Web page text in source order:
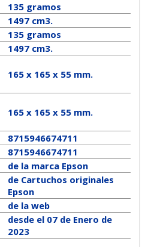
135 gramos
1497 cm3.
135gramos
1497 cm3.
165 x 165 x 55 mm.
165x 165x 55mm.
8715946674711
8715946674711
de la marca Epson
de Cartuchos originales
Epson
de la web
desde el 07 de Enero de
2023